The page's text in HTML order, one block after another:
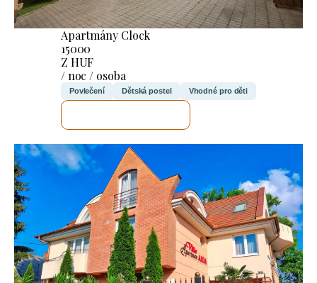
Apartmány Clock
15000
Z HUF
/ noc / osoba
Povlečení Dětská postel Vhodné pro děti